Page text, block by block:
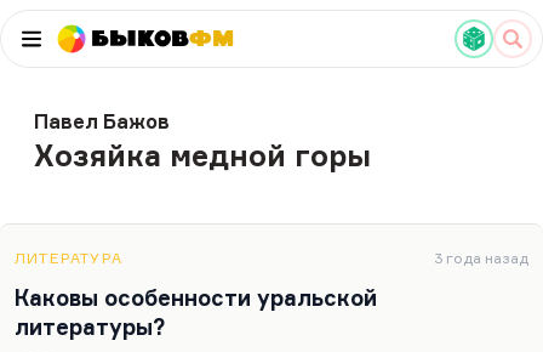
БыковФМ
Павел Бажов
Хозяйка медной горы
ЛИТЕРАТУРА 3 года назад
Каковы особенности уральской
литературы?